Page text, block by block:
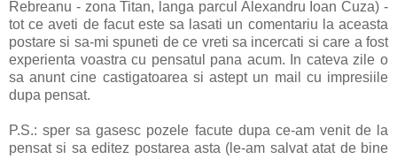
Rebreanu - zona Titan, langa parcul Alexandru Ioan Cuza) -
tot ce aveti de facut este sa lasati un comentariu la aceasta
postare si sa-mi spuneti de ce vreti sa incercati si care a fost
experienta voastra cu pensatul pana acum. In cateva zile o
sa anunt cine castigatoarea si astept un mail cu impresiile
dupa pensat.
P.S.: sper sa gasesc pozele facute dupa ce-am venit de la
pensat si sa editez postarea asta (le-am salvat atat de bine